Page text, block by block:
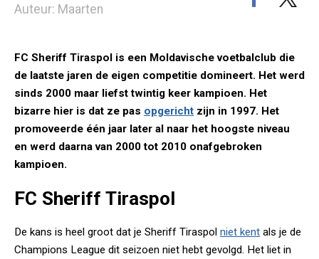
Auteur: Maarten
FC Sheriff Tiraspol is een Moldavische voetbalclub die
de laatste jaren de eigen competitie domineert. Het werd
sinds 2000 maar liefst twintig keer kampioen. Het
bizarre hier is dat ze pas opgericht zijn in 1997. Het
promoveerde één jaar later al naar het hoogste niveau
en werd daarna van 2000 tot 2010 onafgebroken
kampioen.
FC Sheriff Tiraspol
De kans is heel groot dat je Sheriff Tiraspol niet kent als je de
Champions League dit seizoen niet hebt gevolgd. Het liet in